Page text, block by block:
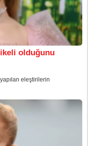
olduğunu
eleştirilerin